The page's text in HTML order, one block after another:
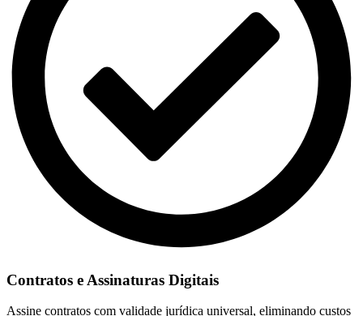
Contratos e Assinaturas Digitais
Assine contratos com validade jurídica universal, eliminando custos